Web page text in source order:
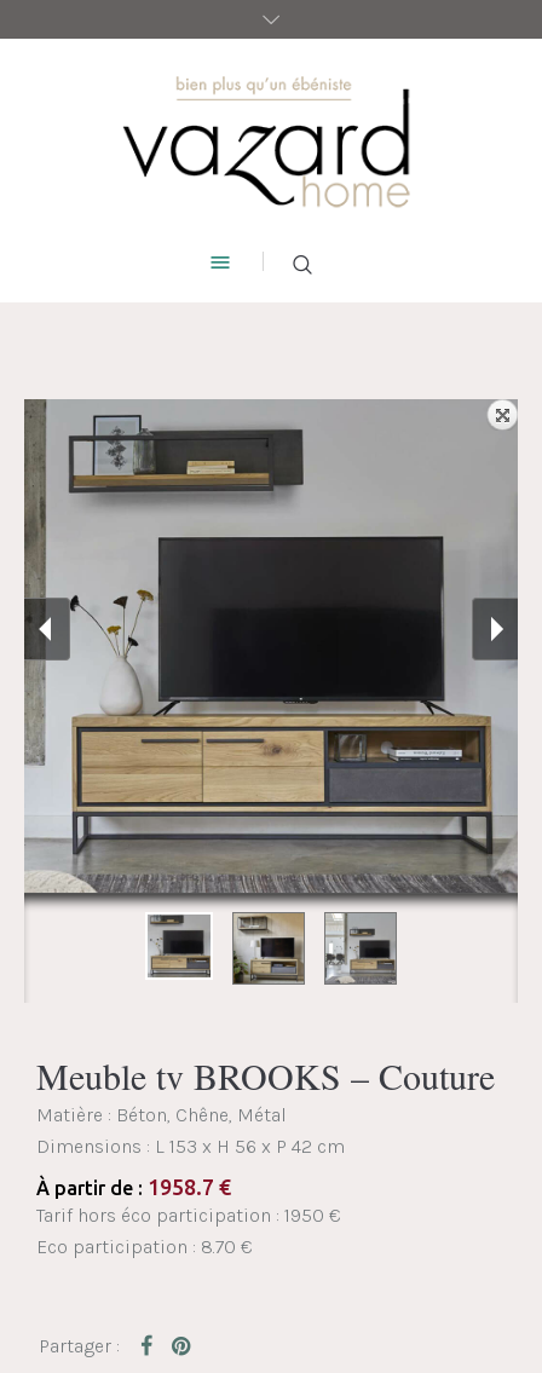
Meuble tv BROOKS – Couture
Matière : Béton, Chêne, Métal
Dimensions : L 153 x H 56 x P 42 cm
À partir de : 1958.7 €
Tarif hors éco participation : 1950 €
Eco participation : 8.70 €